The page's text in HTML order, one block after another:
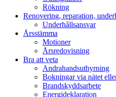
Rökning
Renovering, reparation,
Underhållsansvar
Årsstämma
Motioner
Årsredovisning
Bra att veta
Andrahandsuthyrning
Bokningar via nätet
Brandskyddsarbete
Energideklaration